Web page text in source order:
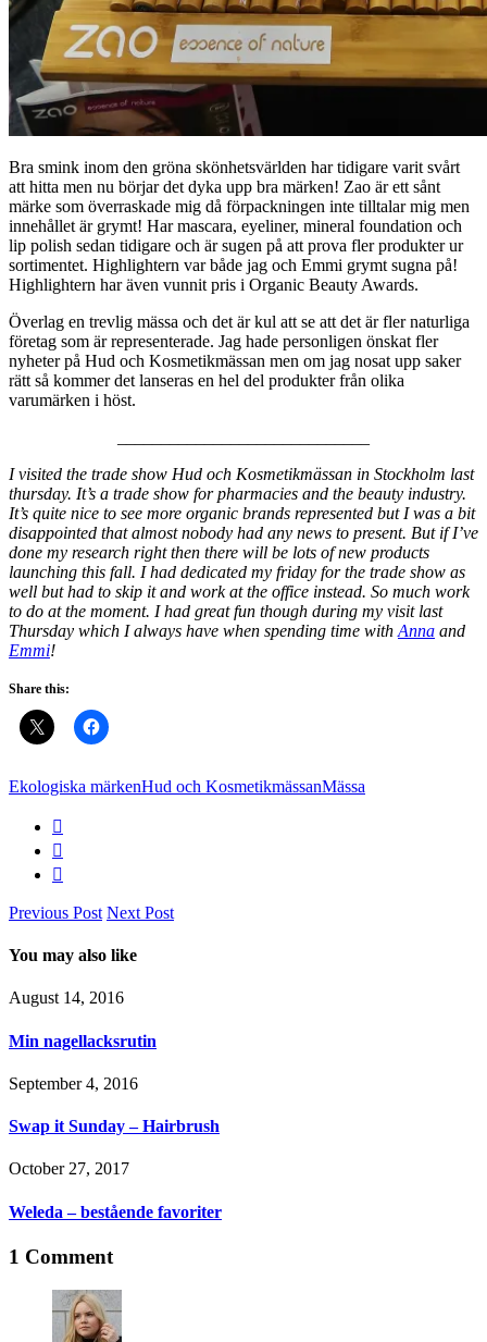
Bra smink inom den gröna skönhetsvärlden har tidigare varit svårt
att hitta men nu börjar det dyka upp bra märken! Zao är ett sånt
märke som överraskade mig då förpackningen inte tilltalar mig men
innehållet är grymt! Har mascara, eyeliner, mineral foundation och
lip polish sedan tidigare och är sugen på att prova fler produkter ur
sortimentet. Highlightern var både jag och Emmi grymt sugna på!
Highlightern har även vunnit pris i Organic Beauty Awards.
Överlag en trevlig mässa och det är kul att se att det är fler naturliga
företag som är representerade. Jag hade personligen önskat fler
nyheter på Hud och Kosmetikmässan men om jag nosat upp saker
rätt så kommer det lanseras en hel del produkter från olika
varumärken i höst.
I visited the trade show Hud och Kosmetikmässan in Stockholm last
thursday. It’s a trade show for pharmacies and the beauty industry.
It’s quite nice to see more organic brands represented but I was a bit
disappointed that almost nobody had any news to present. But if I’ve
done my research right then there will be lots of new products
launching this fall. I had dedicated my friday for the trade show as
well but had to skip it and work at the office instead. So much work
to do at the moment. I had great fun though during my visit last
Thursday which I always have when spending time with Anna and
Emmi!
Share this:
Ekologiska märkenHud och KosmetikmässanMässa
Previous Post Next Post
You may also like
August 14, 2016
Min nagellacksrutin
September 4, 2016
Swap it Sunday – Hairbrush
October 27, 2017
Weleda – bestående favoriter
1 Comment